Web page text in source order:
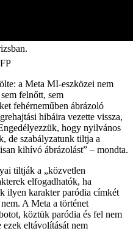
a Meta MI-eszközei nem
felnőtt, sem
fehérneműben ábrázoló
hibáira vezette vissza,
hogy nyilvános
de szabályzatunk tiltja a
kihívó ábrázolást” – mondta.
tiltják a „közvetlen
elfogadhatók, ha
ilyen karakter paródia címkét
A Meta a történet
köztük paródia és fel nem
eltávolítását nem